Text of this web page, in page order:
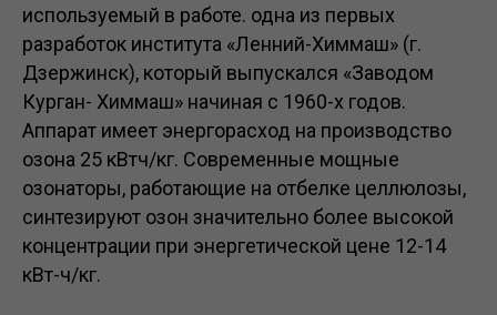
используемый в работе. одна из первых
разработок института «Ленний-Химмаш» (г.
Дзержинск), который выпускался «Заводом
Курган- Химмаш» начиная с 1960-х годов.
Аппарат имеет энергорасход на производство
озона 25 кВтч/кг. Современные мощные
озонаторы, работающие на отбелке целлюлозы,
синтезируют озон значительно более высокой
концентрации при энергетической цене 12-14
кВт-ч/кг.